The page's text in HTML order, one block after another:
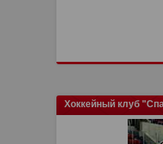
Хоккейный клуб